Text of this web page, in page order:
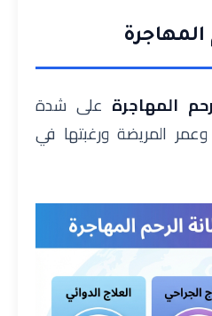
المهاجرة
المهاجرة على شدة
المريضة ورغبتها في